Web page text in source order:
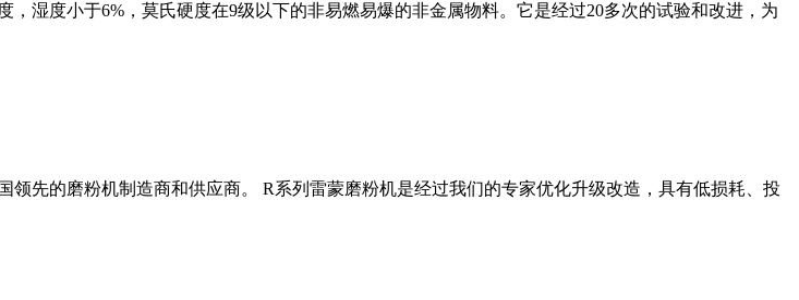
湿度小于6%，莫氏硬度在9级以下的非易燃易爆的非金属物料。它是经过20多次的试验和改进，为
先的磨粉机制造商和供应商。 R系列雷蒙磨粉机是经过我们的专家优化升级改造，具有低损耗、投